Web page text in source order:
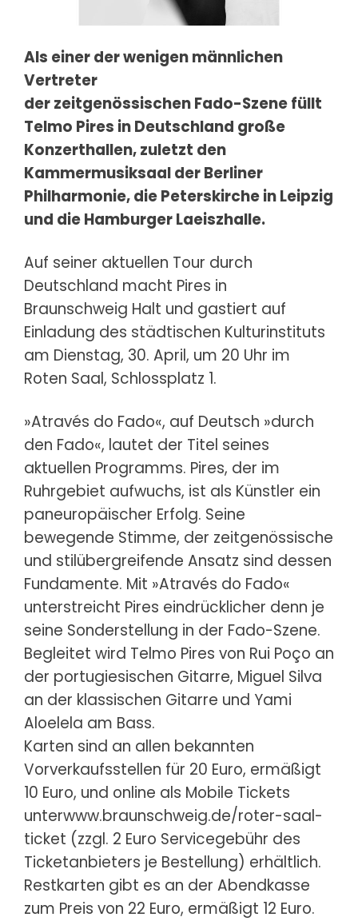
Als einer der wenigen männlichen
Vertreter
der zeitgenössischen Fado-Szene füllt
Telmo Pires in Deutschland große
Konzerthallen, zuletzt den
Kammermusiksaal der Berliner
Philharmonie, die Peterskirche in Leipzig
und die Hamburger Laeiszhalle.
Auf seiner aktuellen Tour durch
Deutschland macht Pires in
Braunschweig Halt und gastiert auf
Einladung des städtischen Kulturinstituts
am Dienstag, 30. April, um 20 Uhr im
Roten Saal, Schlossplatz 1.
»Através do Fado«, auf Deutsch »durch
den Fado«, lautet der Titel seines
aktuellen Programms. Pires, der im
Ruhrgebiet aufwuchs, ist als Künstler ein
paneuropäischer Erfolg. Seine
bewegende Stimme, der zeitgenössische
und stilübergreifende Ansatz sind dessen
Fundamente. Mit »Através do Fado«
unterstreicht Pires eindrücklicher denn je
seine Sonderstellung in der Fado-Szene.
Begleitet wird Telmo Pires von Rui Poço an
der portugiesischen Gitarre, Miguel Silva
an der klassischen Gitarre und Yami
Aloelela am Bass.
Karten sind an allen bekannten
Vorverkaufsstellen für 20 Euro, ermäßigt
10 Euro, und online als Mobile Tickets
unterwww.braunschweig.de/roter-saal-
ticket (zzgl. 2 Euro Servicegebühr des
Ticketanbieters je Bestellung) erhältlich.
Restkarten gibt es an der Abendkasse
zum Preis von 22 Euro, ermäßigt 12 Euro.